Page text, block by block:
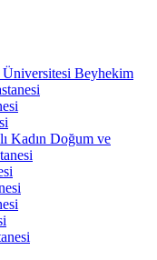
Beyhekim
Kadın Doğum ve